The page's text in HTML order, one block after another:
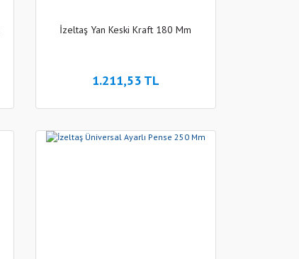
İzeltaş Yan Keski Kraft 180 Mm
1.211,53 TL